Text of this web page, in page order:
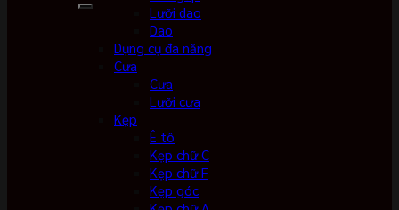
Lưỡi dao
Dao
Dụng cụ đa năng
Cưa
Cưa
Lưỡi cưa
Kẹp
Ê tô
Kẹp chữ C
Kẹp chữ F
Kẹp góc